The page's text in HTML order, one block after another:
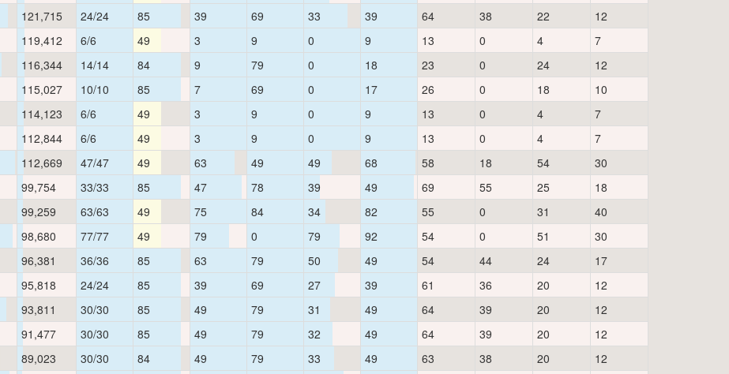
121,715 24/24 85 39 69 33 39 64 38 22
12
119,412 6/6 49 3 9 0 9 13 0 4
7
116,344 14/14 84 9 79 0 18 23 0 24
12
115,027 10/10 85 7 69 0 17 26 0 18
10
114,123 6/6 49 3 9 0 9 13 0 4
7
112,844 6/6 49 3 9 0 9 13 0 4
7
112,669 47/47 49 63 49 49 68 58 18 54
30
99,754 33/33 85 47 78 39 49 69 55 25
18
99,259 63/63 49 75 84 34 82 55 0 31
40
98,680 77/77 49 79 0 79 92 54 0 51
30
96,381 36/36 85 63 79 50 49 54 44 24
17
95,818 24/24 85 39 69 27 39 61 36 20
12
93,811 30/30 85 49 79 31 49 64 39 20
12
91,477 30/30 85 49 79 32 49 64 39 20
12
89,023 30/30 84 49 79 33 49 63 38 20
12